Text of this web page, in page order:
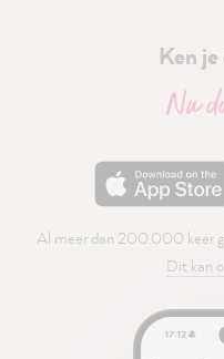
Ken
Nu
Al meer dan 200.000 keer
Dit kan